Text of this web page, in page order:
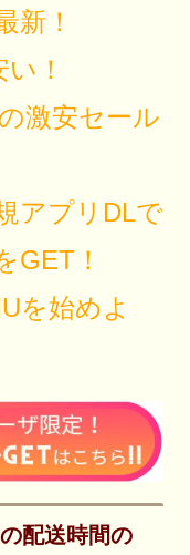
新！
！
激安セール
アプリDLで
GET！
を始めよ
配送時間の